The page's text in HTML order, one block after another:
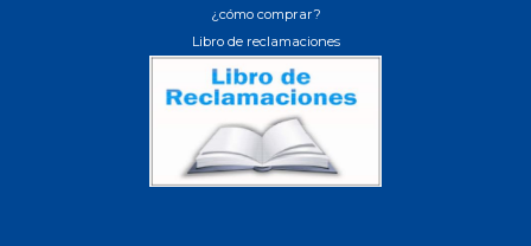
¿cómo comprar?
Libro de reclamaciones